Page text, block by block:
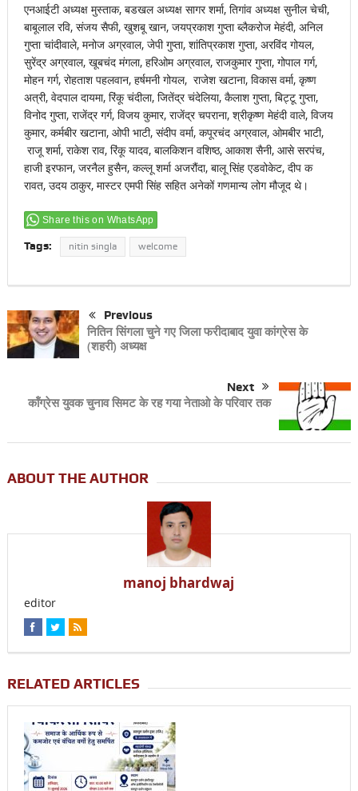
एनआईटी अध्यक्ष मुस्ताक, बडखल अध्यक्ष सागर शर्मा, तिगांव अध्यक्ष सुनील चेची,
बाबूलाल रवि, संजय सैफी, खुशबू खान, जयप्रकाश गुप्ता ब्लैकरोज मेहंदी, अनिल
गुप्ता चांदीवाले, मनोज अग्रवाल, जेपी गुप्ता, शांतिप्रकाश गुप्ता, अरविंद गोयल,
सुरेंद्र अग्रवाल, खूबचंद मंगला, हरिओम अग्रवाल, राजकुमार गुप्ता, गोपाल गर्ग,
मोहन गर्ग, रोहताश पहलवान, हर्षमनी गोयल, राजेश खटाना, विकास वर्मा, कृष्ण
अत्री, वेदपाल दायमा, रिंकू चंदीला, जितेंद्र चंदेलिया, कैलाश गुप्ता, बिट्टू गुप्ता,
विनोद गुप्ता, राजेंद्र गर्ग, विजय कुमार, राजेंद्र चपराना, श्रीकृष्ण मेहंदी वाले, विजय
कुमार, कर्मबीर खटाना, ओपी भाटी, संदीप वर्मा, कपूरचंद अग्रवाल, ओमबीर भाटी,
राजू शर्मा, राकेश राव, रिंकू यादव, बालकिशन वशिष्ठ, आकाश सैनी, आसे सरपंच,
हाजी इरफान, जरनैल हुसैन, कल्लू शर्मा अजरौंदा, बालू सिंह एडवोकेट, दीप क
रावत, उदय ठाकुर, मास्टर एमपी सिंह सहित अनेकों गणमान्य लोग मौजूद थे।
Share this on WhatsApp
Tags: nitin singla welcome
Previous
नितिन सिंगला चुने गए जिला फरीदाबाद युवा कांग्रेस के
(शहरी) अध्यक्ष
Next
कॉंग्रेस युवक चुनाव सिमट के रह गया नेताओ के परिवार तक
ABOUT THE AUTHOR
manoj bhardwaj
editor
RELATED ARTICLES